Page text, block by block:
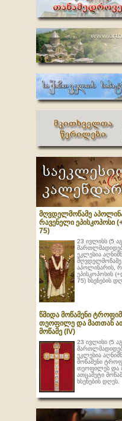
მღვდელმოწამე
რავენელი ეპისკოპოსი
75)
23 ივლისს (5
ეკლესია
მღვდელმოწამე
აპოლინარის,
ეპისკოპოსის
75) ხსენების
წმიდა მოწამენი
თეოფილე და მათთან
მოწამე (IV)
23 ივლისი (5
ეკლესია
მოწამენი
თეოფილეს და
ათცამეტი
ხსენების დღეს.